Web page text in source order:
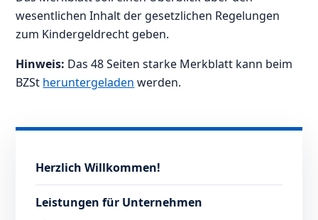
wesentlichen Inhalt der gesetzlichen Regelungen
zum Kindergeldrecht geben.
Hinweis: Das 48 Seiten starke Merkblatt kann beim
BZSt heruntergeladen werden.
Herzlich Willkommen!
Leistungen für Unternehmen